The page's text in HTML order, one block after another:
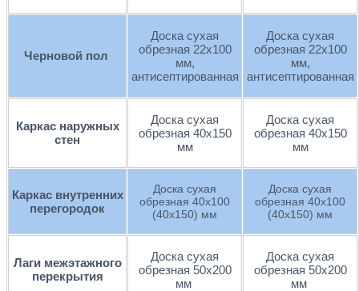
Черновой пол
Доска сухая
обрезная 22х100
мм,
антисептированная
Доска сухая
обрезная 22х100
мм,
антисептированная
Каркас наружных
стен
Доска сухая
обрезная 40х150
мм
Доска сухая
обрезная 40х150
мм
Каркас внутренних
перегородок
Доска сухая
обрезная 40х100
(40х150) мм
Доска сухая
обрезная 40х100
(40х150) мм
Лаги межэтажного
перекрытия
Доска сухая
обрезная 50х200
мм
Доска сухая
обрезная 50х200
мм